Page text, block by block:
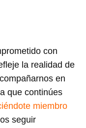
con
la realidad de
en
que continúes
miembro
seguir